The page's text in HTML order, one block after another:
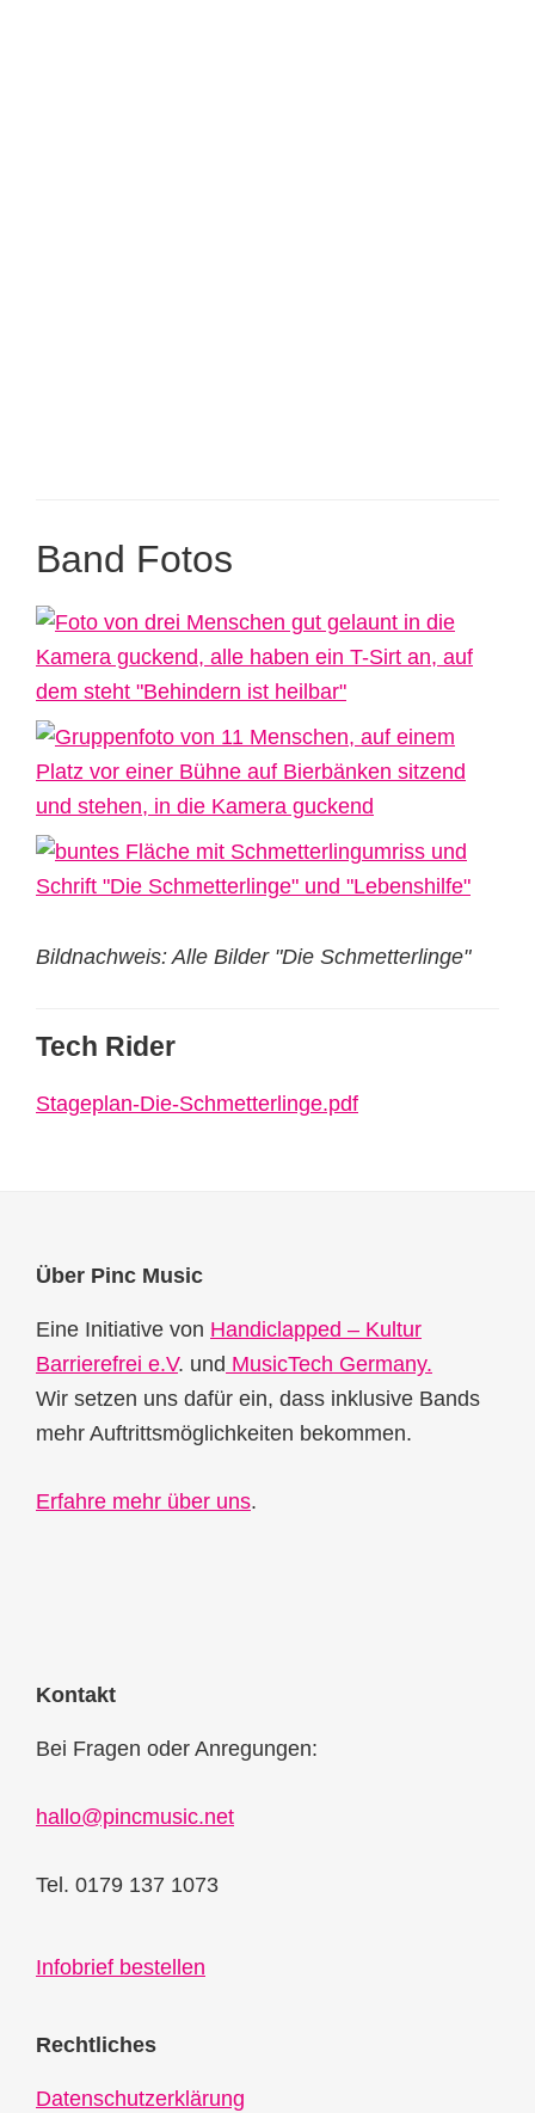
Band Fotos
Bildnachweis: Alle Bilder "Die Schmetterlinge"
Tech Rider
Stageplan-Die-Schmetterlinge.pdf
Footer
Über Pinc Music
Eine Initiative von Handiclapped – Kultur
Barrierefrei e.V. und MusicTech Germany.
Wir setzen uns dafür ein, dass inklusive Bands
mehr Auftrittsmöglichkeiten bekommen.
Erfahre mehr über uns.
Kontakt
Bei Fragen oder Anregungen:
hallo@pincmusic.net
Tel. 0179 137 1073
Infobrief bestellen
Rechtliches
Datenschutzerklärung